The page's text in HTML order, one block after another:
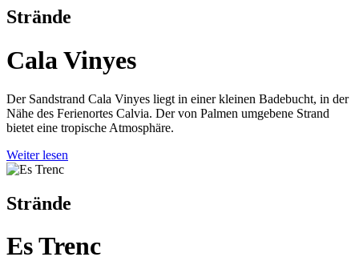
Strände
Cala Vinyes
Der Sandstrand Cala Vinyes liegt in einer kleinen Badebucht, in der
Nähe des Ferienortes Calvia. Der von Palmen umgebene Strand
bietet eine tropische Atmosphäre.
Weiter lesen
Strände
Es Trenc